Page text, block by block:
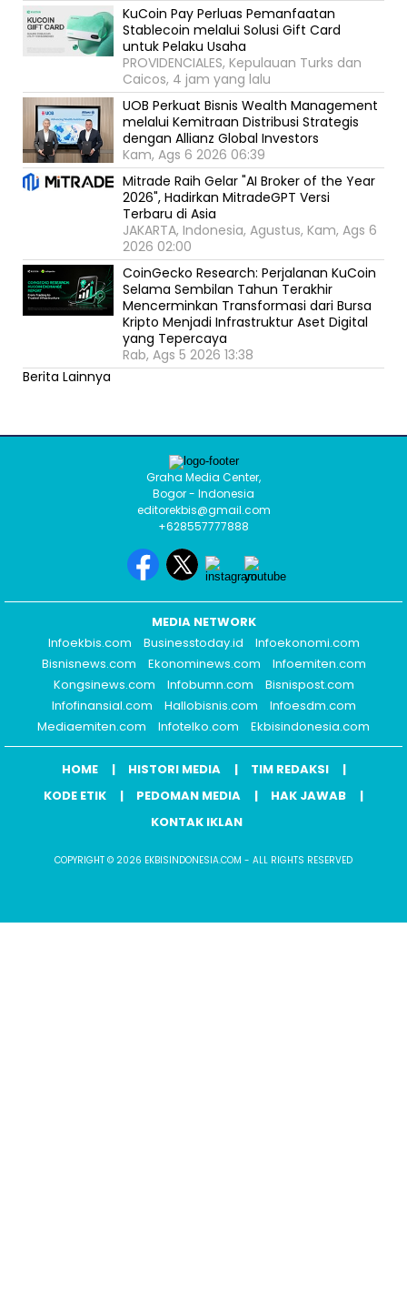
KuCoin Pay Perluas Pemanfaatan
Stablecoin melalui Solusi Gift Card
untuk Pelaku Usaha
PROVIDENCIALES, Kepulauan Turks dan
Caicos, 4 jam yang lalu
UOB Perkuat Bisnis Wealth Management
melalui Kemitraan Distribusi Strategis
dengan Allianz Global Investors
Kam, Ags 6 2026 06:39
Mitrade Raih Gelar "AI Broker of the Year
2026", Hadirkan MitradeGPT Versi
Terbaru di Asia
JAKARTA, Indonesia, Agustus, Kam, Ags 6
2026 02:00
CoinGecko Research: Perjalanan KuCoin
Selama Sembilan Tahun Terakhir
Mencerminkan Transformasi dari Bursa
Kripto Menjadi Infrastruktur Aset Digital
yang Tepercaya
Rab, Ags 5 2026 13:38
Berita Lainnya
Graha Media Center,
Bogor - Indonesia
editorekbis@gmail.com
+628557777888
MEDIA NETWORK
Infoekbis.com
Businesstoday.id
Infoekonomi.com
Bisnisnews.com
Ekonominews.com
Infoemiten.com
Kongsinews.com
Infobumn.com
Bisnispost.com
Infofinansial.com
Hallobisnis.com
Infoesdm.com
Mediaemiten.com
Infotelko.com Ekbisindonesia.com
HOME HISTORI MEDIA
TIM REDAKSI
KODE ETIK
PEDOMAN MEDIA
HAK JAWAB
KONTAK IKLAN
COPYRIGHT © 2026 EKBISINDONESIA.COM - ALL RIGHTS RESERVED